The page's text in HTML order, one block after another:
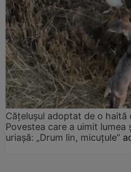
Cățelușul adoptat de o haită
Povestea care a uimit
uriașă: „Drum lin, micuțule”